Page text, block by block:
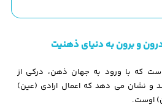
و برون به دنیای ذهنیت
که با ورود به جهان ذهن، درکی از
و نشان می دهد که اعمال ارادی (عین)
اوست.